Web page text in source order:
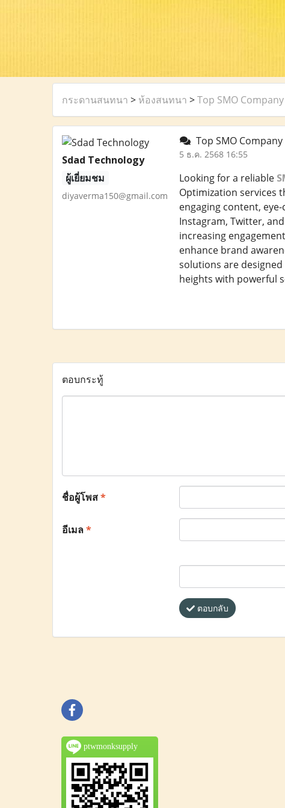
กระดานสนทนา > ห้องสนทนา >Top SMO
Sdad Technology
ผู้เยี่ยมชม
diyaverma150@gmail.com
Top SMO
5 ธ.ค. 2568 16:55
Looking for a reliable
Optimization services
engaging content,
Instagram, Twitter,
increasing
enhance brand
solutions are
heights with powerful
ตอบกระทู้
ชื่อผู้โพส*
อีเมล*
ตอบกลับ
ptwmonksupply